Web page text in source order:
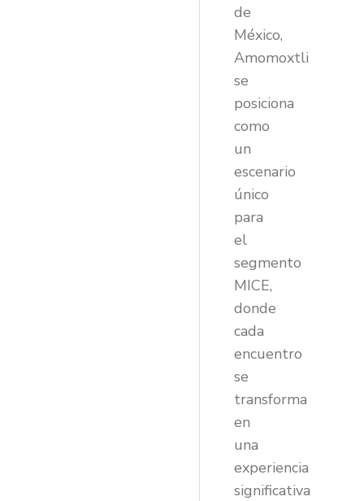
de
México,
Amomoxtli
se
posiciona
como
un
escenario
único
para
el
segmento
MICE,
donde
cada
encuentro
se
transforma
en
una
experiencia
significativa